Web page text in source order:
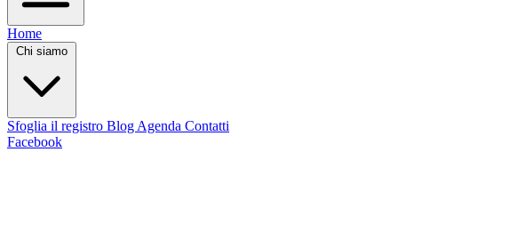
Home
Chi siamo
Sfoglia il registro Blog Agenda Contatti
Facebook